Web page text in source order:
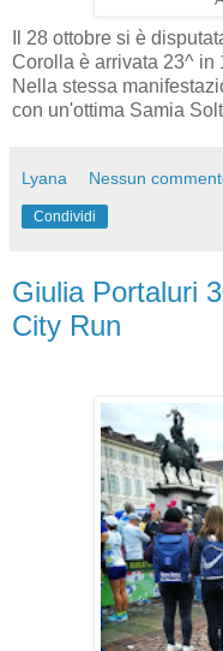
Il 28 ottobre si è
Corolla è arrivata 23^ in
Nella stessa
con un'ottima Samia
Lyana Nessun
Condividi
Giulia Portaluri
City Run